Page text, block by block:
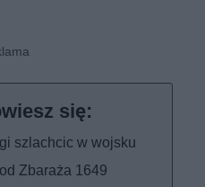
szlachcic w wojsku
Zbaraża 1649